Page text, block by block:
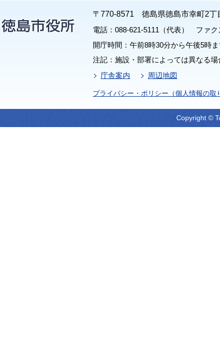
〒770-8571 徳島県徳島市幸町2丁
電話：088-621-5111（代表） ファク
開庁時間：午前8時30分から午後5時
注記：施設・部署によっては異なる
庁舎案内
周辺地図
プライバシー・ポリシー（個人情報の取
Copyright ©